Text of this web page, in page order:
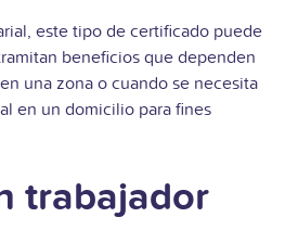
este tipo de certificado puede
beneficios que dependen
una zona o cuando se necesita
en un domicilio para fines
trabajador